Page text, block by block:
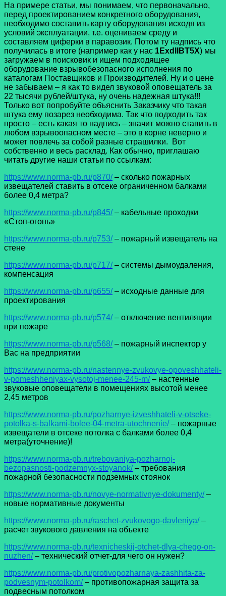
На примере статьи, мы понимаем, что первоначально,
перед проектированием конкретного оборудования,
необходимо составить карту оборудования исходя из
условий эксплуатации, т.е. оцениваем среду и
составляем циферки в паравозик. Потом ту надпись что
получилась в итоге (например как у нас 1ExdIIBT5X) мы
загружаем в поисковик и ищем подходящее
оборудование взрывобезопасного исполнения по
каталогам Поставщиков и Производителей. Ну и о цене
не забываем – я как то видел звуковой оповещатель за
22 тысячи рублей/штука, ну очень надежная штука!!!
Только вот попробуйте объяснить Заказчику что такая
штука ему позарез необходима. Так что подходить так
просто – есть какая то надпись – значит можно ставить в
любом взрывоопасном месте – это в корне неверно и
может повлечь за собой разные страшилки.
Вот
собственно и весь расклад. Как обычно, приглашаю
читать другие наши статьи по ссылкам:
https://www.norma-pb.ru/p870/– сколько пожарных
извещателей ставить в отсеке ограниченном балками
более 0,4 метра?
https://www.norma-pb.ru/p845/– кабельные проходки
«Стоп-огонь»
https://www.norma-pb.ru/p753/– пожарный извещатель на
стене
https://www.norma-pb.ru/p717/– системы дымоудаления,
компенсация
https://www.norma-pb.ru/p655/– исходные данные для
проектирования
https://www.norma-pb.ru/p574/– отключение вентиляции
при пожаре
https://www.norma-pb.ru/p568/– пожарный инспектор у
Вас на предприятии
https://www.norma-pb.ru/nastennye-zvukovye-opoveshhateli-
v-pomeshheniyax-vysotoj-menee-245-m/– настенные
звуковые оповещатели в помещениях высотой менее
2,45 метров
https://www.norma-pb.ru/pozharnye-izveshhateli-v-otseke-
potolka-s-balkami-bolee-04-metra-utochnenie/– пожарные
извещатели в отсеке потолка с балками более 0,4
метра(уточнение)!
https://www.norma-pb.ru/trebovaniya-pozharnoj-
bezopasnosti-podzemnyx-stoyanok/– требования
пожарной безопасности подземных стоянок
https://www.norma-pb.ru/novye-normativnye-dokumenty/–
новые нормативные документы
https://www.norma-pb.ru/raschet-zvukovogo-davleniya/–
расчет звукового давления на объекте
https://www.norma-pb.ru/texnicheskij-otchet-dlya-chego-on-
nuzhen/– технический отчет-для чего он нужен?
https://www.norma-pb.ru/protivopozharnaya-zashhita-za-
podvesnym-potolkom/– противопожарная защита за
подвесным потолком